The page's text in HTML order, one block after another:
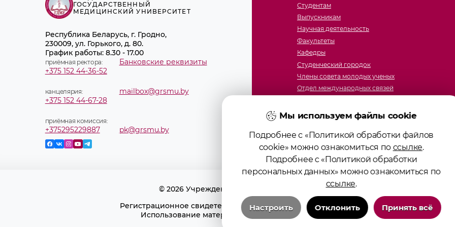
ГОСУДАРСТВЕННЫЙ
МЕДИЦИНСКИЙ УНИВЕРСИТЕТ
Республика Беларусь, г. Гродно,
230009, ул. Горького, д. 80.
График работы: 8.30 - 17.00
приёмная ректора:
+375 152 44-36-52
Банковские реквизиты
канцелярия:
+375 152 44-67-28
mailbox@grsmu.by
приёмная комиссия:
+375295229887 pk@grsmu.by
Студентам
Выпускникам
Научная деятельность
Факультеты
Кафедры
Студенческий городок
Члены совета молодых ученых
Отдел международных связей
© 2026 Учреждение образования «Гродненский государственный
Регистрационное свидетельство № 4141710567 от 04.01.2017 Государственного
Использование материалов сайта возможно при условии указания активной
Мы используем файлы cookie
Подробнее с «Политикой обработки файлов
cookie» можно ознакомиться по ссылке.
Подробнее с «Политикой обработки
персональных данных» можно ознакомиться по
ссылке.
Настроить Отклонить Принять всё